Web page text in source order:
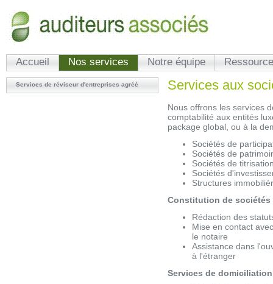
Accueil Nos services Notre équipe
Services de réviseur d'entreprises agréé Services aux
Nous offrons les services
comptabilité aux entités
package global, ou à la
Sociétés de
Sociétés de
Sociétés de
Sociétés
Structures
Constitution de sociétés
Rédaction des
Mise en contact
le notaire
Assistance dans
à l'étranger
Services de domiciliation